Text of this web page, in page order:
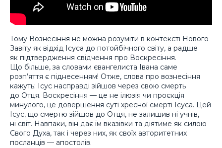
Тому Вознесіння не можна розуміти в контексті Нового
Завіту як відхід Ісуса до потойбічного світу, а радше
як підтвердження свідчення про Воскресіння.
Що більше, за словами євангелиста Івана саме
розп’яття є піднесенням! Отже, слова про вознесіння
кажуть: Ісус насправді зійшов через свою смерть
до Отця. Воскресіння — це не ілюзія чи проєкція
минулого, це довершення суті хресної смерті Ісуса. Цей
Ісус, що смертю зійшов до Отця, не залишив ні учнів,
ні світ. Навпаки, він дає їм вказівки та діятиме як силою
Свого Духа, так і через них, як своїх авторитетних
посланців — апостолів.